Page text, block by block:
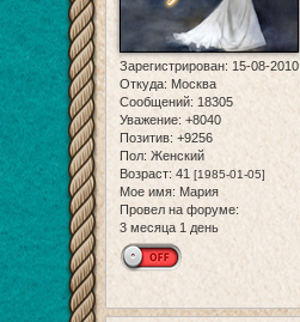
Зарегистрирован: 15-08-2010
Откуда: Москва
Сообщений: 18305
Уважение: +8040
Позитив: +9256
Пол: Женский
Возраст: 41 [1985-01-05]
Мое имя: Мария
Провел на форуме:
3 месяца 1 день